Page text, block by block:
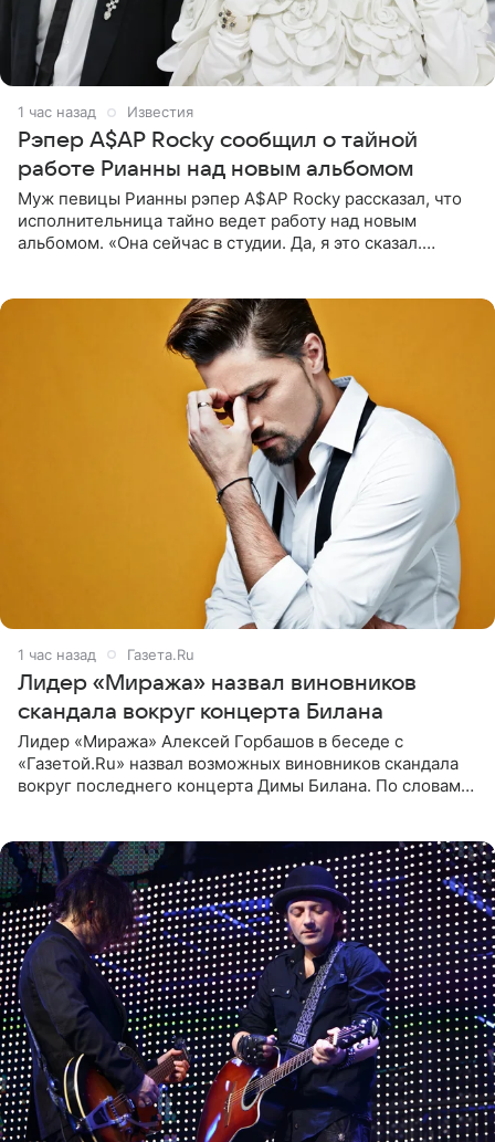
1 час назад Известия
Рэпер A$AP Rocky сообщил о тайной
работе Рианны над новым альбомом
Муж певицы Рианны рэпер A$AP Rocky рассказал, что
исполнительница тайно ведет работу над новым
альбомом. «Она сейчас в студии. Да, я это сказал.
1 час назад Газета.Ru
Лидер «Миража» назвал виновников
скандала вокруг концерта Билана
Лидер «Миража» Алексей Горбашов в беседе с
«Газетой.Ru» назвал возможных виновников скандала
вокруг последнего концерта Димы Билана. По словам